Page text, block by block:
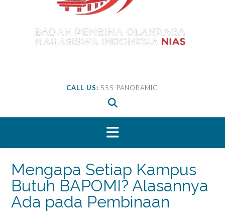
CALL US: 555-PANORAMIC
Mengapa Setiap Kampus
Butuh BAPOMI? Alasannya
Ada pada Pembinaan